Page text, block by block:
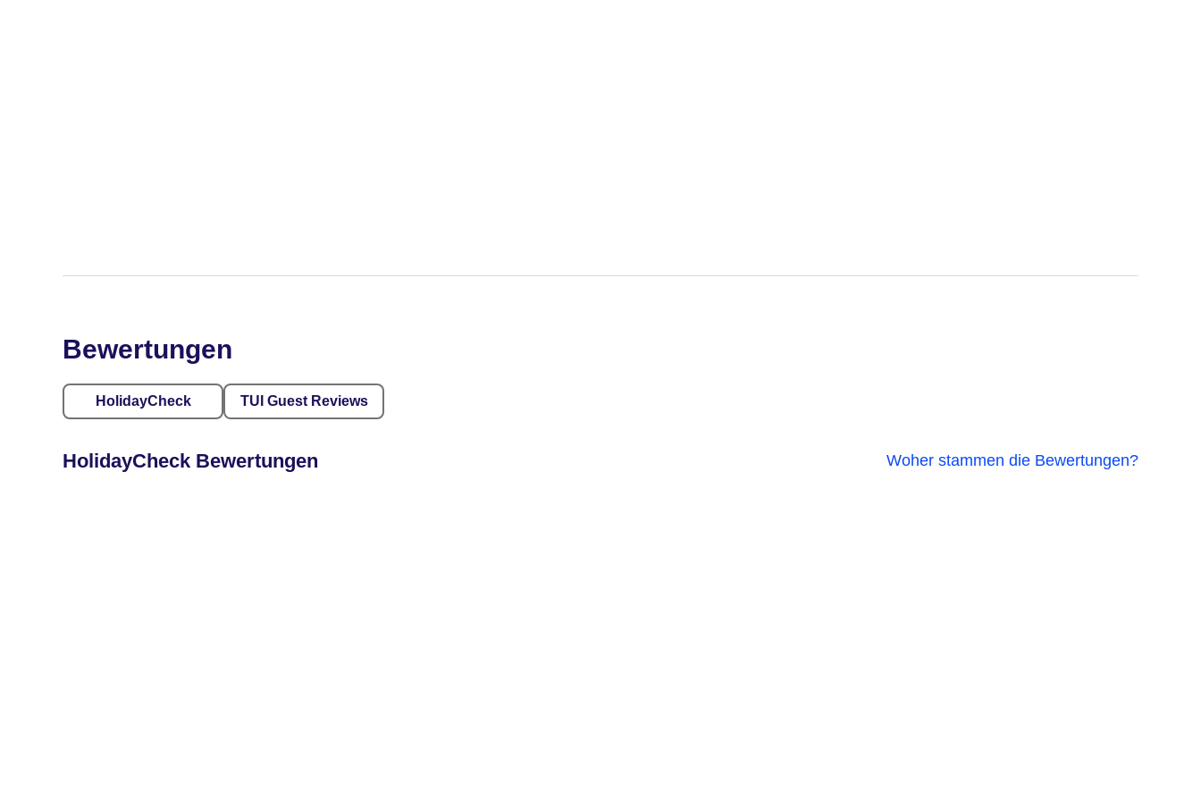
Bewertungen
HolidayCheck TUI Guest Reviews
HolidayCheck Bewertungen Woher stammen die Bewertungen?